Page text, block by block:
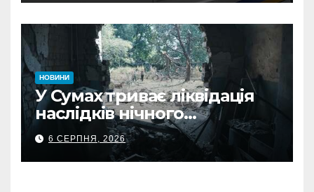
НОВИНИ
У Сумах триває ліквідація
наслідків нічного
масованого удару КАБами
6 СЕРПНЯ, 2026